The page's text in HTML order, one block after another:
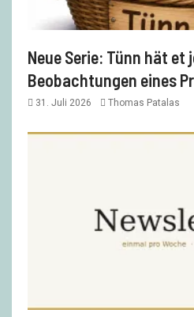
Neue Serie: Tünn hät et
Beobachtungen eines
31. Juli 2026 Thomas Patalas